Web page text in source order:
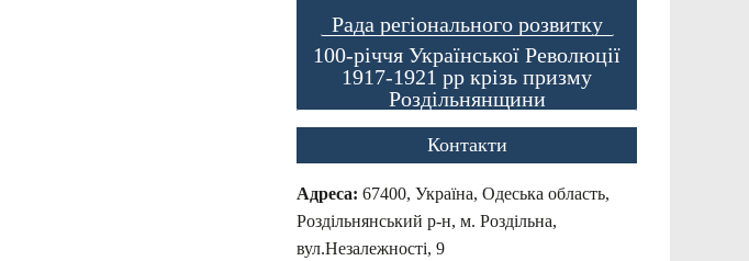
Рада регіонального розвитку
100-річчя Української Революції
1917-1921 рр крізь призму
Роздільнянщини
Контакти
Адреса: 67400, Україна, Одеська область,
Роздільнянський р-н, м. Роздільна,
вул.Незалежності, 9